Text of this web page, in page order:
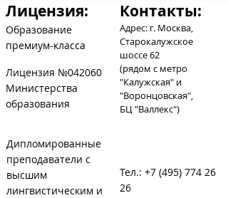
Лицензия:
Образование
премиум-класса
Лицензия №042060
Министерства
образования
Контакты:
Адрес: г. Москва,
Старокалужское
шоссе 62
(рядом с метро
"Калужская" и
"Воронцовская",
БЦ"Валлекс")
Дипломированные
преподаватели с
высшим
лингвистическим и
Тел.: +7 (495) 774 26
26